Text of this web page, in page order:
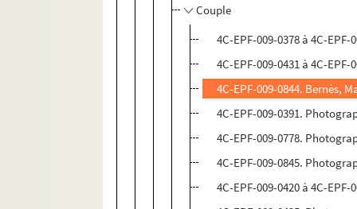
Couple
4C-EPF-009-0378 à 4C-
4C-EPF-009-0431 à 4C-
4C-EPF-009-0844. Bernès,
4C-EPF-009-0391.
4C-EPF-009-0778.
4C-EPF-009-0845.
4C-EPF-009-0420 à 4C-